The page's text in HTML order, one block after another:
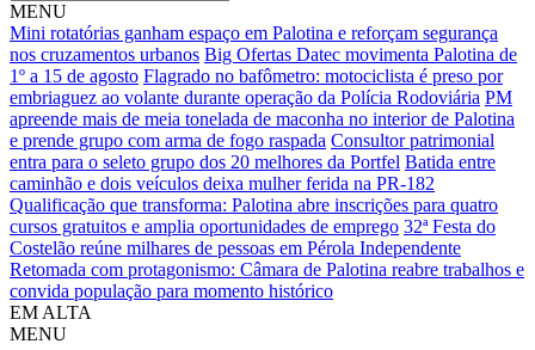
MENU
Mini rotatórias ganham espaço em Palotina e reforçam segurança
nos cruzamentos urbanos Big Ofertas Datec movimenta Palotina de
1º a 15 de agosto Flagrado no bafômetro: motociclista é preso por
embriaguez ao volante durante operação da Polícia Rodoviária PM
apreende mais de meia tonelada de maconha no interior de Palotina
e prende grupo com arma de fogo raspada Consultor patrimonial
entra para o seleto grupo dos 20 melhores da Portfel Batida entre
caminhão e dois veículos deixa mulher ferida na PR-182
Qualificação que transforma: Palotina abre inscrições para quatro
cursos gratuitos e amplia oportunidades de emprego 32ª Festa do
Costelão reúne milhares de pessoas em Pérola Independente
Retomada com protagonismo: Câmara de Palotina reabre trabalhos e
convida população para momento histórico
EM ALTA
MENU